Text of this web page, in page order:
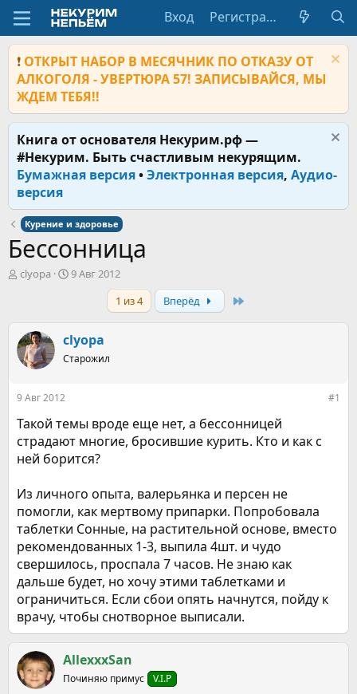
Вход Регистрация
❗ ОТКРЫТ НАБОР В МЕСЯЧНИК ПО ОТКАЗУ ОТ
АЛКОГОЛЯ - УВЕРТЮРА 57! ЗАПИСЫВАЙСЯ, МЫ
ЖДЕМ ТЕБЯ!!
Книга от основателя Некурим.рф —
#Некурим. Быть счастливым некурящим.
Бумажная версия•Электронная версия, Аудио-
версия
Курение и здоровье
Бессонница
А
т
е
clyopa
Д
а
ч
9 Авг 2012
1 из 4
Вперёд
clyopa
Старожил
9 Авг 2012 #1
Такой темы вроде еще нет, а бессонницей
страдают многие, бросившие курить. Кто и как с
ней борится?
Из личного опыта, валерьянка и персен не
помогли, как мертвому припарки. Попробовала
таблетки Сонные, на растительной основе, вместо
рекомендованных 1-3, выпила 4шт. и чудо
свершилось, проспала 7 часов. Не знаю как
дальше будет, но хочу этими таблетками и
ограничиться. Если сбои опять начнутся, пойду к
врачу, чтобы снотворное выписали.
AllexxxSan
Починяю примус V.I.P